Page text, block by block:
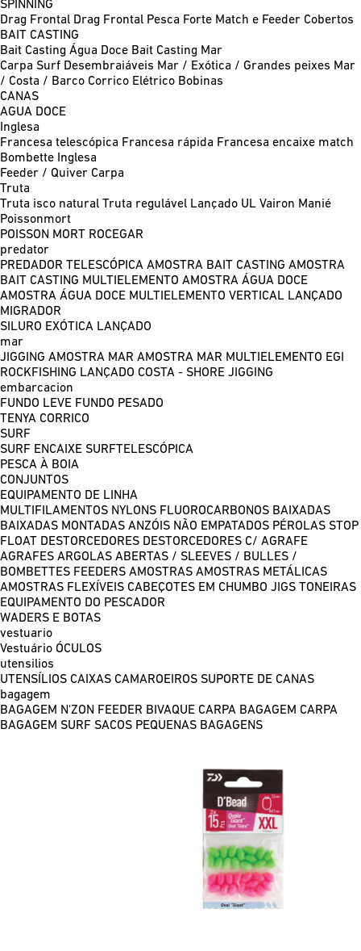
SPINNING
Drag Frontal Drag Frontal Pesca Forte Match e Feeder Cobertos
BAIT CASTING
Bait Casting Água Doce Bait Casting Mar
Carpa Surf Desembraiáveis Mar / Exótica / Grandes peixes Mar
/ Costa / Barco Corrico Elétrico Bobinas
CANAS
AGUA DOCE
Inglesa
Francesa telescópica Francesa rápida Francesa encaixe match
Bombette Inglesa
Feeder / Quiver Carpa
Truta
Truta isco natural Truta regulável Lançado UL Vairon Manié
Poissonmort
POISSON MORT ROCEGAR
predator
PREDADOR TELESCÓPICA AMOSTRA BAIT CASTING AMOSTRA
BAIT CASTING MULTIELEMENTO AMOSTRA ÁGUA DOCE
AMOSTRA ÁGUA DOCE MULTIELEMENTO VERTICAL LANÇADO
MIGRADOR
SILURO EXÓTICA LANÇADO
mar
JIGGING AMOSTRA MAR AMOSTRA MAR MULTIELEMENTO EGI
ROCKFISHING LANÇADO COSTA - SHORE JIGGING
embarcacion
FUNDO LEVE FUNDO PESADO
TENYA CORRICO
SURF
SURF ENCAIXE SURFTELESCÓPICA
PESCA À BOIA
CONJUNTOS
EQUIPAMENTO DE LINHA
MULTIFILAMENTOS NYLONS FLUOROCARBONOS BAIXADAS
BAIXADAS MONTADAS ANZÓIS NÃO EMPATADOS PÉROLAS STOP
FLOAT DESTORCEDORES DESTORCEDORES C/ AGRAFE
AGRAFES ARGOLAS ABERTAS / SLEEVES / BULLES /
BOMBETTES FEEDERS AMOSTRAS AMOSTRAS METÁLICAS
AMOSTRAS FLEXÍVEIS CABEÇOTES EM CHUMBO JIGS TONEIRAS
EQUIPAMENTO DO PESCADOR
WADERS E BOTAS
vestuario
Vestuário ÓCULOS
utensilios
UTENSÍLIOS CAIXAS CAMAROEIROS SUPORTE DE CANAS
bagagem
BAGAGEM N'ZON FEEDER BIVAQUE CARPA BAGAGEM CARPA
BAGAGEM SURF SACOS PEQUENAS BAGAGENS